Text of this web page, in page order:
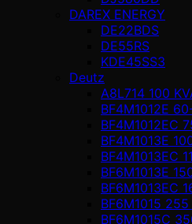
DAREX ENERGY
DE22BDS
DE55RS
KDE45SS3
Deutz
A8L714 100
BF4M1012E
BF4M1012EC
BF4M1013E
BF4M1013EC
BF6M1013E
BF6M1013EC
BF6M1015 255
BF6M1015C